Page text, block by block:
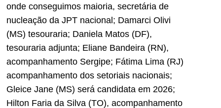
onde conseguimos maioria, secretária de
nucleação da JPT nacional; Damarci Olivi
(MS) tesouraria; Daniela Matos (DF),
tesouraria adjunta; Eliane Bandeira (RN),
acompanhamento Sergipe; Fátima Lima (RJ)
acompanhamento dos setoriais nacionais;
Gleice Jane (MS) será candidata em 2026;
Hilton Faria da Silva (TO), acompanhamento